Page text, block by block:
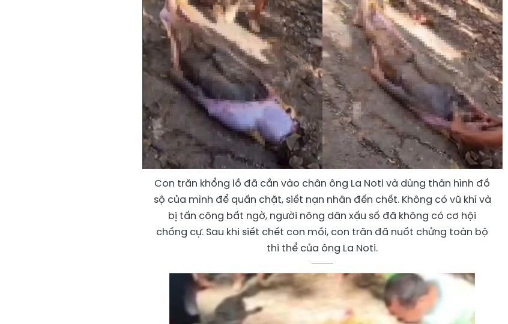
Con trăn khổng lồ đã cắn vào chân ông La Noti và dùng thân hình đồ
sộ của mình để quấn chặt, siết nạn nhân đến chết. Không có vũ khí và
bị tấn công bất ngờ, người nông dân xấu số đã không có cơ hội
chống cự. Sau khi siết chết con mồi, con trăn đã nuốt chửng toàn bộ
thi thể của ông La Noti.